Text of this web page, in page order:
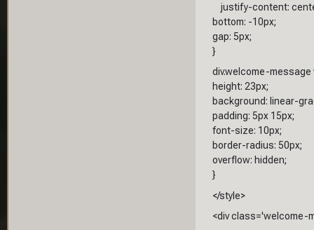
justify-content:
bottom: -10px;
gap: 5px;
}
div.welcome-message
height: 23px;
background: linear-
padding: 5px 15px;
font-size: 10px;
border-radius: 50px;
overflow: hidden;
}
</style>
<div